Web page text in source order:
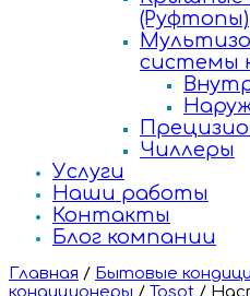
(Руфтопы)
системы
Чиллеры
Услуги
Наши работы
Контакты
Блог компании
Главная / Бытовые
кондиционеры / Tosot /